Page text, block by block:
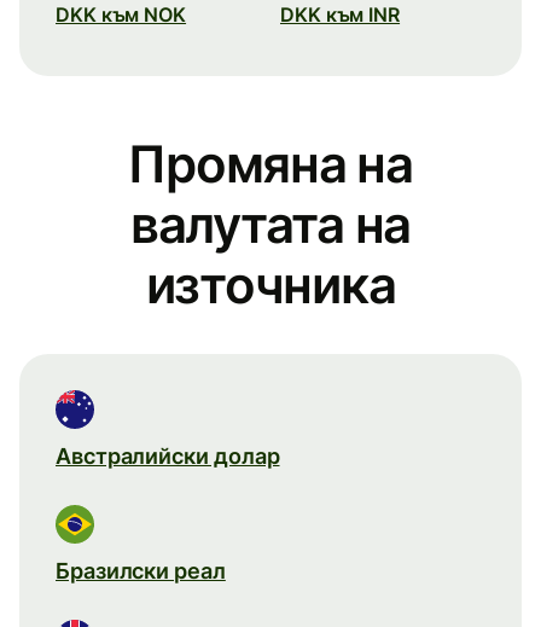
DKK към NOK DKK към INR
Промяна на
валутата на
източника
Австралийски долар
Бразилски реал